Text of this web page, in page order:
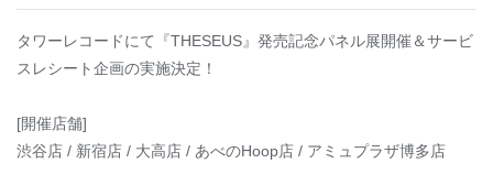
タワーレコードにて『THESEUS』発売記念パネル展開催＆サービ
スレシート企画の実施決定！
[開催店舗]
渋谷店 / 新宿店 / 大高店 / あべのHoop店 / アミュプラザ博多店